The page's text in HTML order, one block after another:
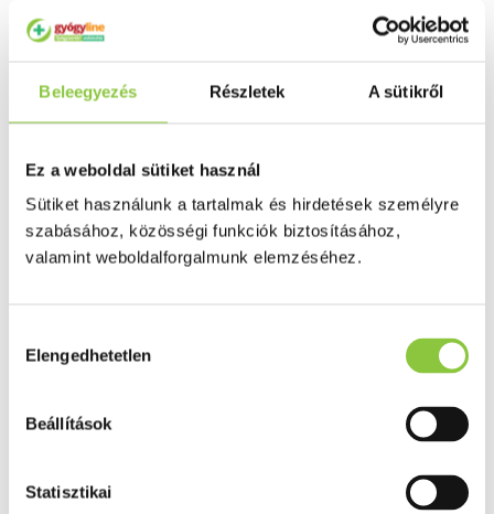
Beleegyezés Részletek A sütikről
Ez a weboldal sütiket használ
Sütiket használunk a tartalmak és hirdetések személyre
szabásához, közösségi funkciók biztosításához,
valamint weboldalforgalmunk elemzéséhez.
kiválasztása
Elengedhetetlen
Beállítások
Statisztikai
Érzékszervek
Orr
Húgyutak
Betétek, tamponok
Klimax
Terhességi tesztek
Fogamzásgátlás, síkosítók, potencia
Potencia
Fog és szájápolás